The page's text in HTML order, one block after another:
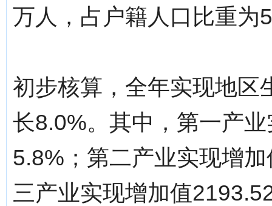
万人，占户籍人口比重为
初步核算，全年实现地区
长8.0%。其中，第一产
5.8%；第二产业实现增
三产业实现增加值